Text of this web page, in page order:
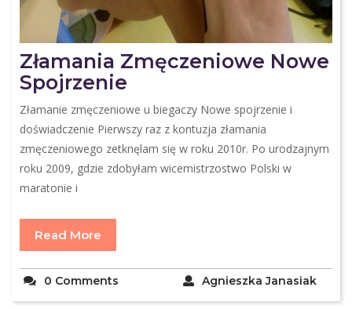
Złamania Zmęczeniowe Nowe
Spojrzenie
Złamanie zmęczeniowe u biegaczy Nowe spojrzenie i
doświadczenie Pierwszy raz z kontuzja złamania
zmęczeniowego zetknęlam się w roku 2010r. Po urodzajnym
roku 2009, gdzie zdobyłam wicemistrzostwo Polski w
maratonie i
Read More
Agnieszka Janasiak
0 Comments